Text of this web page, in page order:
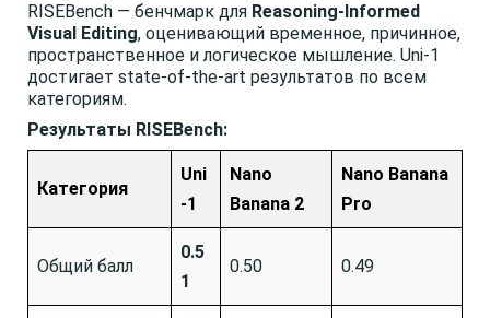
RISEBench — бенчмарк для Reasoning-Informed
Visual Editing, оценивающий временное, причинное,
пространственное и логическое мышление. Uni-1
достигает state-of-the-art результатов по всем
категориям.
Результаты RISEBench:
Категория
Uni
-1
Nano
Banana 2
Nano Banana
Pro
Общий балл
0.5
1
0.50 0.49